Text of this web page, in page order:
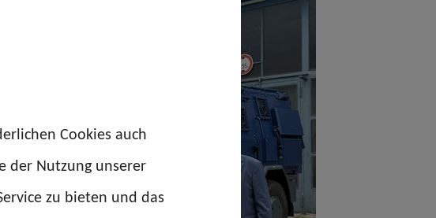
Cookies auch
der Nutzung unserer
zu bieten und das